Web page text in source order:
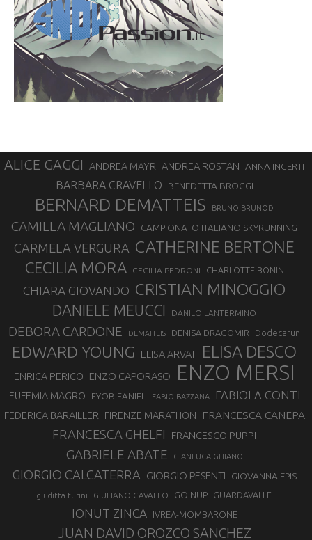
ALICE GAGGI ANDREA MAYR ANDREA ROSTAN ANNA INCERTI
BARBARA CRAVELLO BENEDETTA BROGGI
BERNARD DEMATTEIS BRUNO BRUNOD
CAMILLA MAGLIANO CAMPIONATO ITALIANO SKYRUNNING
CARMELA VERGURA CATHERINE BERTONE
CECILIA MORA CECILIA PEDRONI CHARLOTTE BONIN
CHIARA GIOVANDO CRISTIAN MINOGGIO
DANIELE MEUCCI DANILO LANTERMINO
DEBORA CARDONE DEMATTEIS DENISA DRAGOMIR Dodecarun
EDWARD YOUNG ELISA ARVAT ELISA DESCO
ENRICA PERICO ENZO CAPORASO ENZO MERSI
EUFEMIA MAGRO EYOB FANIEL FABIO BAZZANA FABIOLA CONTI
FEDERICA BARAILLER FIRENZE MARATHON FRANCESCA CANEPA
FRANCESCA GHELFI FRANCESCO PUPPI
GABRIELE ABATE GIANLUCA GHIANO
GIORGIO CALCATERRA GIORGIO PESENTI GIOVANNA EPIS
giuditta turini GIULIANO CAVALLO GOINUP GUARDAVALLE
IONUT ZINCA IVREA-MOMBARONE
JUAN DAVID OROZCO SANCHEZ